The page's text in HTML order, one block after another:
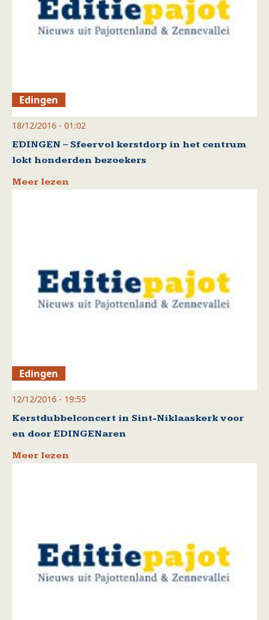
Edingen
18/12/2016 - 01:02
EDINGEN – Sfeervol kerstdorp in het centrum
lokt honderden bezoekers
Meer lezen
Edingen
12/12/2016 - 19:55
Kerstdubbelconcert in Sint-Niklaaskerk voor
en door EDINGENaren
Meer lezen